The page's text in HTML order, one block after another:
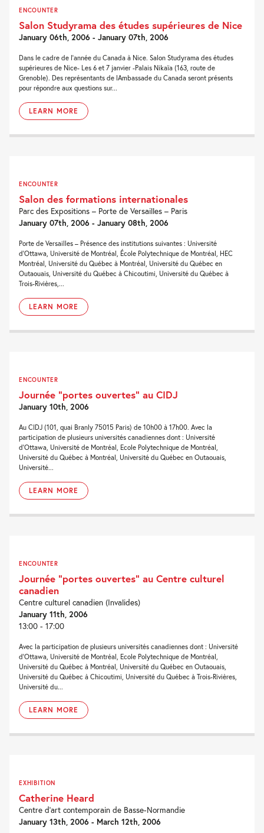
ENCOUNTER
Salon Studyrama des études supérieures de Nice
January 06th, 2006 - January 07th, 2006
Dans le cadre de l'année du Canada à Nice. Salon Studyrama des études
supérieures de Nice- Les 6 et 7 janvier -Palais Nikaïa (163, route de
Grenoble). Des représentants de lAmbassade du Canada seront présents
pour répondre aux questions sur...
LEARN MORE
ENCOUNTER
Salon des formations internationales
Parc des Expositions – Porte de Versailles – Paris
January 07th, 2006 - January 08th, 2006
Porte de Versailles – Présence des institutions suivantes : Université
d’Ottawa, Université de Montréal, École Polytechnique de Montréal, HEC
Montréal, Université du Québec à Montréal, Université du Québec en
Outaouais, Université du Québec à Chicoutimi, Université du Québec à
Trois-Rivières,...
LEARN MORE
ENCOUNTER
Journée “portes ouvertes” au CIDJ
January 10th, 2006
Au CIDJ (101, quai Branly 75015 Paris) de 10h00 à 17h00. Avec la
participation de plusieurs universités canadiennes dont : Université
d’Ottawa, Université de Montréal, Ecole Polytechnique de Montréal,
Université du Québec à Montréal, Université du Québec en Outaouais,
Université...
LEARN MORE
ENCOUNTER
Journée “portes ouvertes” au Centre culturel
canadien
Centre culturel canadien (Invalides)
January 11th, 2006
13:00 - 17:00
Avec la participation de plusieurs universités canadiennes dont : Université
d’Ottawa, Université de Montréal, Ecole Polytechnique de Montréal,
Université du Québec à Montréal, Université du Québec en Outaouais,
Université du Québec à Chicoutimi, Université du Québec à Trois-Rivières,
Université du...
LEARN MORE
EXHIBITION
Catherine Heard
Centre d’art contemporain de Basse-Normandie
January 13th, 2006 - March 12th, 2006